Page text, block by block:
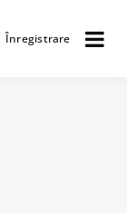
Înregistrare